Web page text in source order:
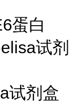
蛋白
试剂
试剂盒